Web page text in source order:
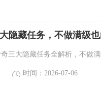
隐藏任务，不做满级
三大隐藏任务全解析，不做
时间：2026-07-06